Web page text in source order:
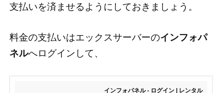
支払いを済ませるようにしておきましょう。
料金の支払いはエックスサーバーのインフォパ
ネルへログインして、
インフォパネル - ログイン | レンタル